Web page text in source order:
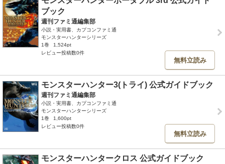
ブック
週刊ファミ通編集部
小説・実用書、カプコンファミ通
モンスターハンターシリーズ
1巻
1,524pt
レビュー投稿数0件
無料立読み
モンスターハンター3(トライ) 公式ガイドブック
週刊ファミ通編集部
小説・実用書、カプコンファミ通
モンスターハンターシリーズ
1巻
1,600pt
レビュー投稿数0件
無料立読み
モンスターハンタークロス 公式ガイドブック